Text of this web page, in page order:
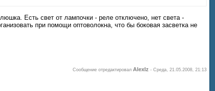
Есть свет от лампочки - реле отключено, нет света -
при помощи оптоволокна, что бы боковая засветка не
Сообщение отредактировал AlexIz - Среда, 21.05.2008, 21:13